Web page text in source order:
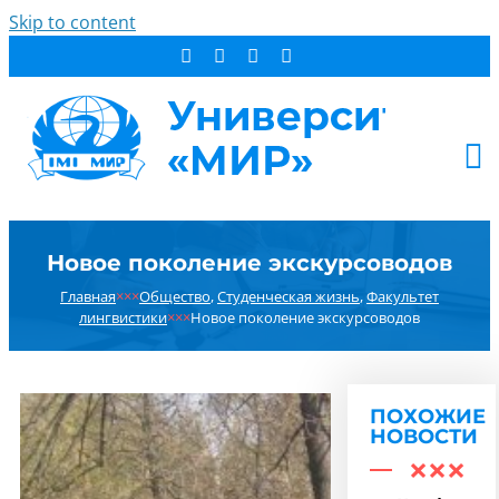
Skip to content
СТУДЕНТУ
ДОПОБРАЗОВАНИЕ
КОНТАКТЫ
РЕЗУЛЬТАТ ПОИСКА:
Новое поколение экскурсоводов
Главная×××Общество,Студенческая жизнь,Факультет
лингвистики×××Новое поколение экскурсоводов
ПОХОЖИЕ
НОВОСТИ